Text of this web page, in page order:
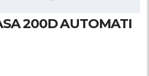
200D AUTOMATI